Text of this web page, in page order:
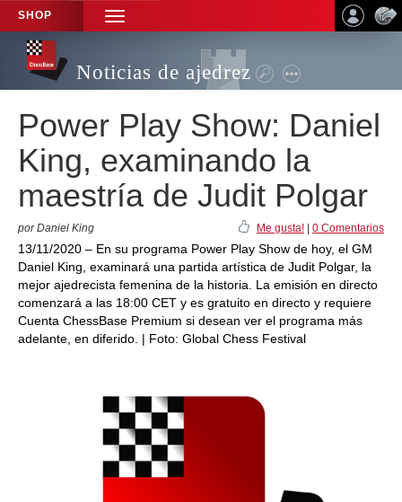
SHOP
TOGGLE
NAVIGATION
Noticias de ajedrez
Power Play Show: Daniel
King, examinando la
maestría de Judit Polgar
por Daniel King Me gusta! 0 Comentarios
13/11/2020 – En su programa Power Play Show de hoy, el GM
Daniel King, examinará una partida artística de Judit Polgar, la
mejor ajedrecista femenina de la historia. La emisión en directo
comenzará a las 18:00 CET y es gratuito en directo y requiere
Cuenta ChessBase Premium si desean ver el programa más
adelante, en diferido. | Foto: Global Chess Festival